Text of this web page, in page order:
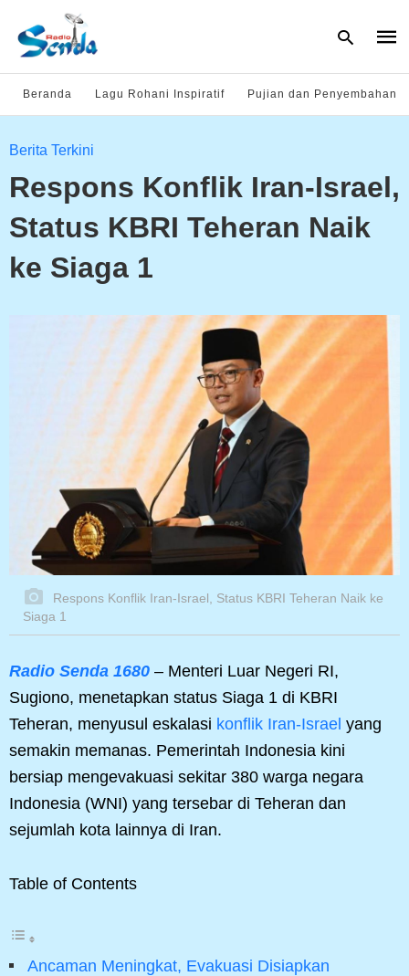
and
Beranda Lagu Rohani Inspiratif Pujian dan Penyembahan
Berita Terkini
Respons Konflik Iran-Israel,
Status KBRI Teheran Naik
ke Siaga 1
Respons Konflik Iran-Israel, Status KBRI Teheran Naik ke
Siaga 1
Radio Senda 1680 – Menteri Luar Negeri RI,
Sugiono, menetapkan status Siaga 1 di KBRI
Teheran, menyusul eskalasi konflik Iran-Israel yang
semakin memanas. Pemerintah Indonesia kini
bersiap mengevakuasi sekitar 380 warga negara
Indonesia (WNI) yang tersebar di Teheran dan
sejumlah kota lainnya di Iran.
Table of Contents
Ancaman Meningkat, Evakuasi Disiapkan